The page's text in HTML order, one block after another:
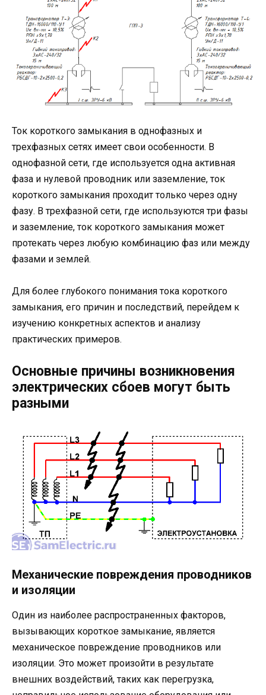
Ток короткого замыкания в однофазных и
трехфазных сетях имеет свои особенности. В
однофазной сети, где используется одна активная
фаза и нулевой проводник или заземление, ток
короткого замыкания проходит только через одну
фазу. В трехфазной сети, где используются три фазы
и заземление, ток короткого замыкания может
протекать через любую комбинацию фаз или между
фазами и землей.
Для более глубокого понимания тока короткого
замыкания, его причин и последствий, перейдем к
изучению конкретных аспектов и анализу
практических примеров.
Основные причины возникновения
электрических сбоев могут быть
разными
Механические повреждения проводников
и изоляции
Один из наиболее распространенных факторов,
вызывающих короткое замыкание, является
механическое повреждение проводников или
изоляции. Это может произойти в результате
внешних воздействий, таких как перегрузка,